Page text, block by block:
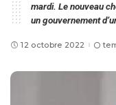
mardi. Le nouveau
un gouvernement
12 octobre 2022